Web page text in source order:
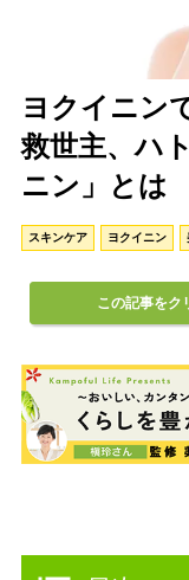
ヨクイニン
救世主、ハ
ニン」とは
スキンケア ヨクイニン
この記事をク